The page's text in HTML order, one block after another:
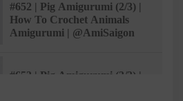
#652 | Pig Amigurumi (2/3) |
How To Crochet Animals
Amigurumi | @AmiSaigon
#653 | Pig Amigurumi (3/3) |